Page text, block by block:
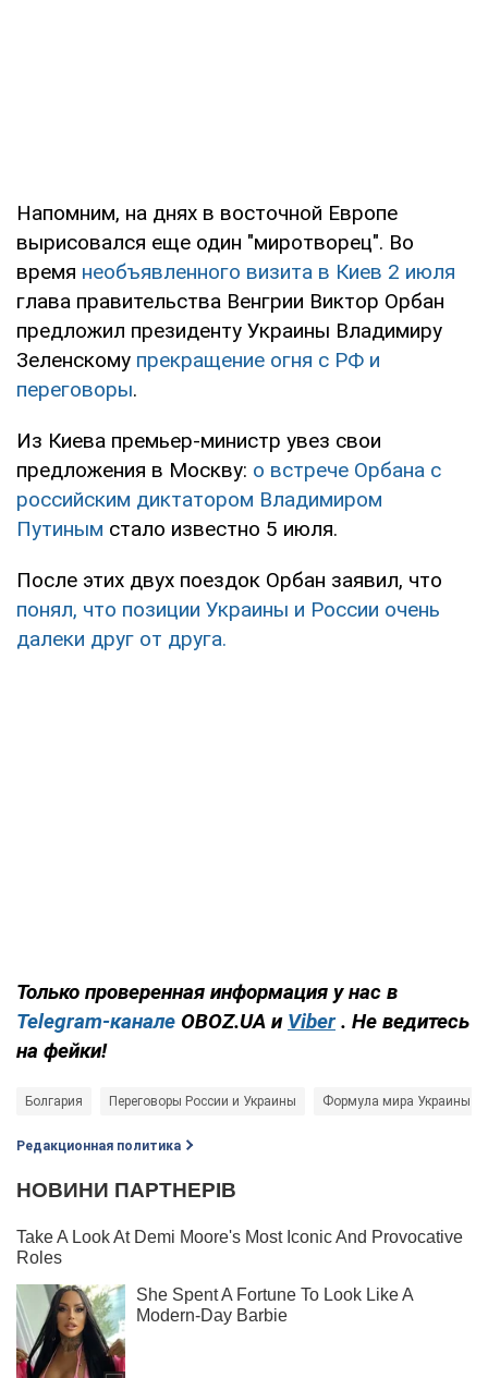
Напомним, на днях в восточной Европе
вырисовался еще один "миротворец". Во
время необъявленного визита в Киев 2 июля
глава правительства Венгрии Виктор Орбан
предложил президенту Украины Владимиру
Зеленскому прекращение огня с РФ и
переговоры.
Из Киева премьер-министр увез свои
предложения в Москву: о встрече Орбана с
российским диктатором Владимиром
Путиным стало известно 5 июля.
После этих двух поездок Орбан заявил, что
понял, что позиции Украины и России очень
далеки друг от друга.
Только проверенная информация у нас в
Telegram-канале OBOZ.UA и Viber . Не ведитесь
на фейки!
Болгария Переговоры России и Украины Формула мира Украины
Редакционная политика